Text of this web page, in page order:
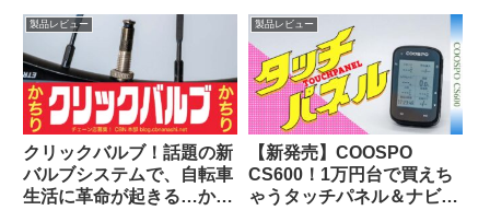
【rin project製品との比較
製品レビュー
クリックバルブ！話題の新
バルブシステムで、自転車
生活に革命が起きる…か
製品レビュー
【新発売】COOSPO
CS600！1万円台で買えち
ゃうタッチパネル＆ナビ対